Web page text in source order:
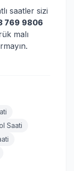
saatler sizi
769 9806
malı
Saati